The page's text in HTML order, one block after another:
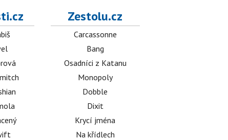
Zestolu.cz
Carcassonne
Bang
Osadníci z Katanu
Monopoly
Dobble
Dixit
Krycí jména
Na křídlech